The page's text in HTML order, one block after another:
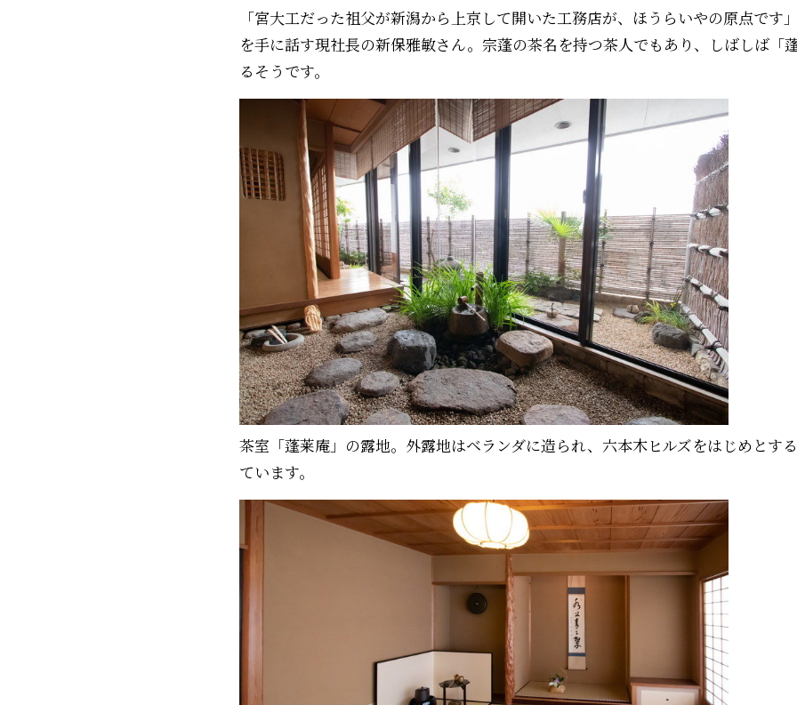
「宮大工だった祖父が新潟から上京して開いた工務店が、ほうらいやの原点です
を手に話す現社長の新保雅敏さん。宗蓬の茶名を持つ茶人でもあり、しばしば「
るそうです。
茶室「蓬莱庵」の露地。外露地はベランダに造られ、六本木ヒルズをはじめとす
ています。